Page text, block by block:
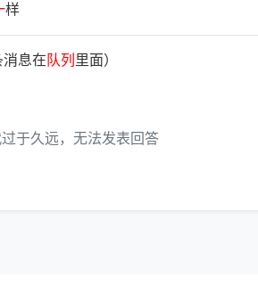
样
消息在 队列 里面）
于久远，无法发表回答